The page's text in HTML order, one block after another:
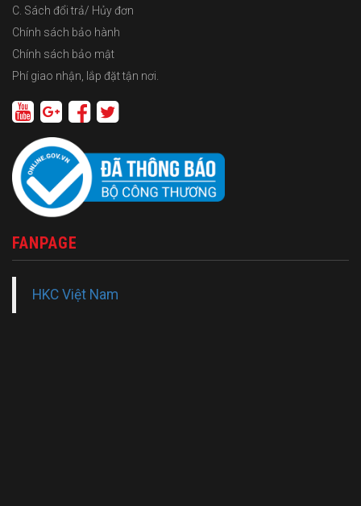
C. Sách đổi trả/ Hủy đơn
Chính sách bảo hành
Chính sách bảo mật
Phí giao nhận, lắp đặt tận nơi.
FANPAGE
HKC Việt Nam